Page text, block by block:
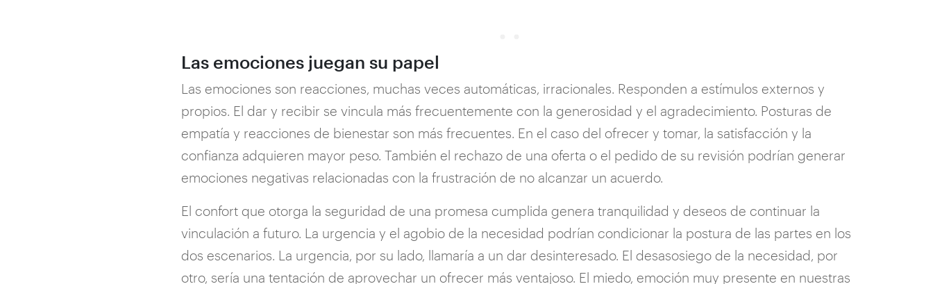
Las emociones juegan su papel
Las emociones son reacciones, muchas veces automáticas, irracionales. Responden a estímulos externos y
propios. El dar y recibir se vincula más frecuentemente con la generosidad y el agradecimiento. Posturas de
empatía y reacciones de bienestar son más frecuentes. En el caso del ofrecer y tomar, la satisfacción y la
confianza adquieren mayor peso. También el rechazo de una oferta o el pedido de su revisión podrían generar
emociones negativas relacionadas con la frustración de no alcanzar un acuerdo.
El confort que otorga la seguridad de una promesa cumplida genera tranquilidad y deseos de continuar la
vinculación a futuro. La urgencia y el agobio de la necesidad podrían condicionar la postura de las partes en los
dos escenarios. La urgencia, por su lado, llamaría a un dar desinteresado. El desasosiego de la necesidad, por
otro, sería una tentación de aprovechar un ofrecer más ventajoso. El miedo, emoción muy presente en nuestras